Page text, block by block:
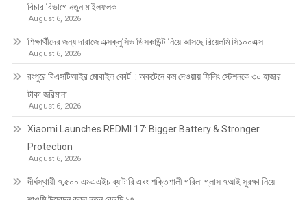
বিচার বিভাগে নতুন মাইলফলক
August 6, 2026
শিক্ষার্থীদের জন্য দারাজে এক্সক্লুসিভ ডিসকাউন্ট নিয়ে আসছে রিয়েলমি সি১০০এক্স
August 6, 2026
রংপুরে বিএসটিআইর মোবাইল কোর্ট : অকটেনে কম দেওয়ায় ফিলিং স্টেশনকে ৩০ হাজার
টাকা জরিমানা
August 6, 2026
Xiaomi Launches REDMI 17: Bigger Battery & Stronger
Protection
August 6, 2026
দীর্ঘস্থায়ী ৭,৫০০ এমএএইচ ব্যাটারি এবং শক্তিশালী গরিলা গ্লাস ৭আই সুরক্ষা নিয়ে